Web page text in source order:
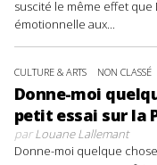
suscité le même effet que
émotionnelle aux...
CULTURE & ARTS NON CLASSÉ
Donne-moi
petit essai sur la
parLouane Lallemant
Donne-moi quelque